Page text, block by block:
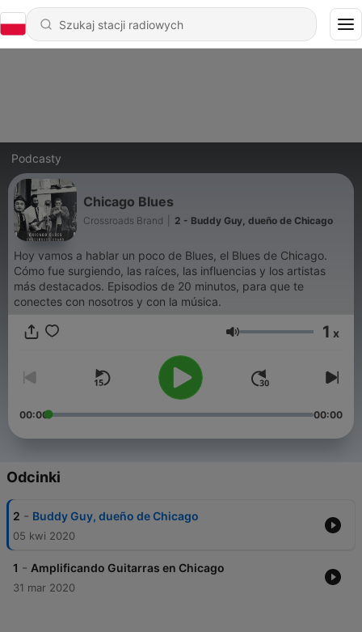
Podcasty
Chicago Blues
Crossroads Brand 2 - Buddy Guy, dueño de Chicago
Hoy vamos a hablar un poco de Blues, el Blues de Chicago.
Cómo fue surgiendo, las raíces, las influencias y los artistas
más destacados. Episodios de 20 minutos, para que te
conectes con nosotros y con la música.
Głośność 1 x
00:00 00:00
Odcinki
2 - Buddy Guy, dueño de Chicago
05 kwi 2020
1 - Amplificando Guitarras en Chicago
31 mar 2020